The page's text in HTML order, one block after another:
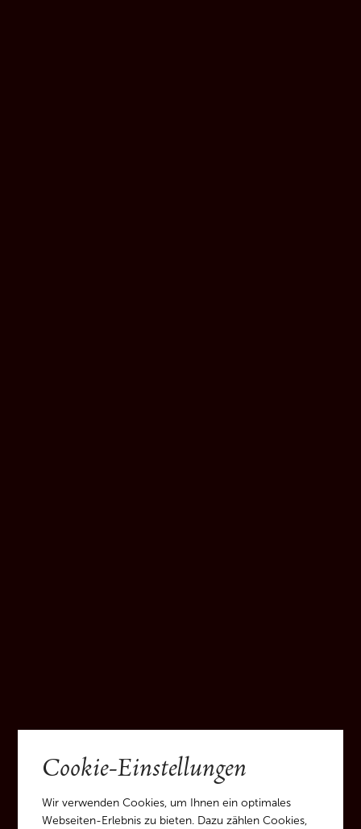
Cookie-Einstellungen
Wir verwenden Cookies, um Ihnen ein optimales
Webseiten-Erlebnis zu bieten. Dazu zählen Cookies,